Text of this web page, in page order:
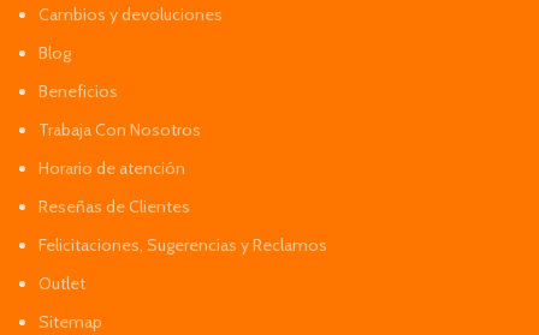
Cambios y devoluciones
Blog
Beneficios
Trabaja Con Nosotros
Horario de atención
Reseñas de Clientes
Felicitaciones, Sugerencias y Reclamos
Outlet
Sitemap